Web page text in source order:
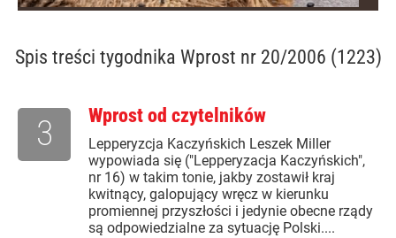
Spis treści tygodnika Wprost nr 20/2006 (1223)
Wprost od czytelników
Lepperyzcja Kaczyńskich Leszek Miller
wypowiada się ("Lepperyzacja Kaczyńskich",
nr 16) w takim tonie, jakby zostawił kraj
kwitnący, galopujący wręcz w kierunku
promiennej przyszłości i jedynie obecne rządy
są odpowiedzialne za sytuację Polski....
3